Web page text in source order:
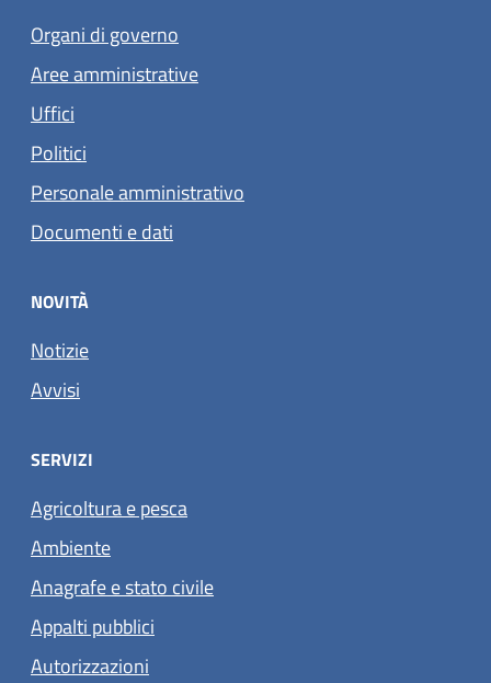
Organi di governo
Aree amministrative
Uffici
Politici
Personale amministrativo
Documenti e dati
NOVITÀ
Notizie
Avvisi
SERVIZI
Agricoltura e pesca
Ambiente
Anagrafe e stato civile
Appalti pubblici
Autorizzazioni